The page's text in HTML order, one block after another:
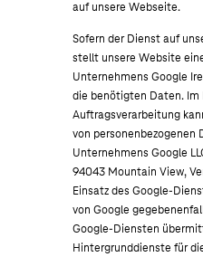
auf unsere Webseite.
Sofern der Dienst auf
stellt unsere Website
Unternehmens Google
die benötigten Daten. Im
Auftragsverarbeitung
von personenbezogenen
Unternehmens Google
94043 Mountain View,
Einsatz des Google-
von Google
Google-Diensten
Hintergrunddienste für